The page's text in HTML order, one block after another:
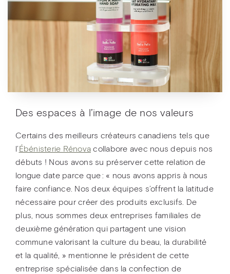
Des espaces à l’image de nos valeurs
Certains des meilleurs créateurs canadiens tels que
l’Ébénisterie Rénova collabore avec nous depuis nos
débuts ! Nous avons su préserver cette relation de
longue date parce que : « nous avons appris à nous
faire confiance. Nos deux équipes s’offrent la latitude
nécessaire pour créer des produits exclusifs. De
plus, nous sommes deux entreprises familiales de
deuxième génération qui partagent une vision
commune valorisant la culture du beau, la durabilité
et la qualité, » mentionne le président de cette
entreprise spécialisée dans la confection de